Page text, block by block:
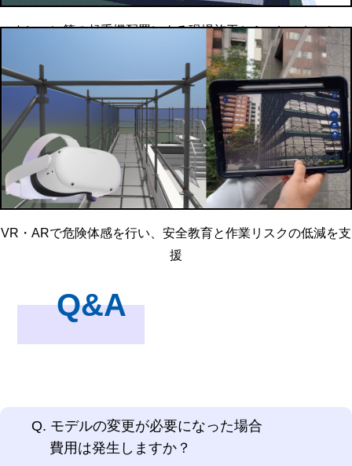
クレーン等の起重機配置による現場施工シミュレーション
VR・ARで危険体感を行い、安全教育と作業リスクの低減を支
援
Q&A
Q. モデルの変更が必要になった場合
費用は発生しますか？